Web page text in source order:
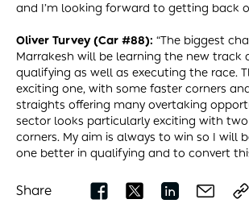
and I’m looking forward to getting back
Oliver Turvey (Car #88): “The biggest
Marrakesh will be learning the new track
qualifying as well as executing the race.
exciting one, with some faster corners
straights offering many overtaking
sector looks particularly exciting with
corners. My aim is always to win so I will
one better in qualifying and to convert
Share